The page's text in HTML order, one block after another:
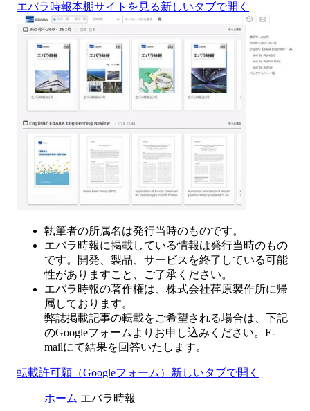
エバラ時報本棚サイトを見る新しいタブで開く
執筆者の所属名は発行当時のものです。
エバラ時報に掲載している情報は発行当時のもの
です。開発、製品、サービスを終了している可能
性がありますこと、ご了承ください。
エバラ時報の著作権は、株式会社荏原製作所に帰
属しております。
弊誌掲載記事の転載をご希望される場合は、下記
のGoogleフォームよりお申し込みください。E-
mailにて結果を回答いたします。
転載許可願（Googleフォーム） 新しいタブで開く
ホーム エバラ時報